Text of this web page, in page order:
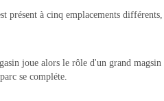
présent à cinq emplacements
joue alors le rôle d'un grand
se compléte.